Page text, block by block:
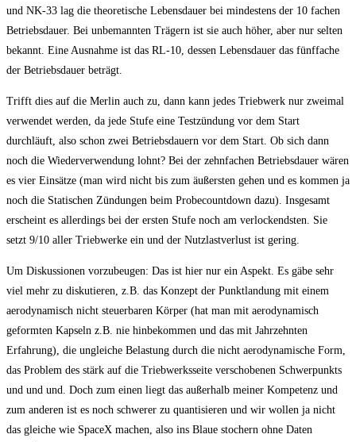
und NK-33 lag die theoretische Lebensdauer bei mindestens der 10 fachen
Betriebsdauer. Bei unbemannten Trägern ist sie auch höher, aber nur selten
bekannt. Eine Ausnahme ist das RL-10, dessen Lebensdauer das fünffache
der Betriebsdauer beträgt.
Trifft dies auf die Merlin auch zu, dann kann jedes Triebwerk nur zweimal
verwendet werden, da jede Stufe eine Testzündung vor dem Start
durchläuft, also schon zwei Betriebsdauern vor dem Start. Ob sich dann
noch die Wiederverwendung lohnt? Bei der zehnfachen Betriebsdauer wären
es vier Einsätze (man wird nicht bis zum äußersten gehen und es kommen ja
noch die Statischen Zündungen beim Probecountdown dazu). Insgesamt
erscheint es allerdings bei der ersten Stufe noch am verlockendsten. Sie
setzt 9/10 aller Triebwerke ein und der Nutzlastverlust ist gering.
Um Diskussionen vorzubeugen: Das ist hier nur ein Aspekt. Es gäbe sehr
viel mehr zu diskutieren, z.B. das Konzept der Punktlandung mit einem
aerodynamisch nicht steuerbaren Körper (hat man mit aerodynamisch
geformten Kapseln z.B. nie hinbekommen und das mit Jahrzehnten
Erfahrung), die ungleiche Belastung durch die nicht aerodynamische Form,
das Problem des stärk auf die Triebwerksseite verschobenen Schwerpunkts
und und und. Doch zum einen liegt das außerhalb meiner Kompetenz und
zum anderen ist es noch schwerer zu quantisieren und wir wollen ja nicht
das gleiche wie SpaceX machen, also ins Blaue stochern ohne Daten